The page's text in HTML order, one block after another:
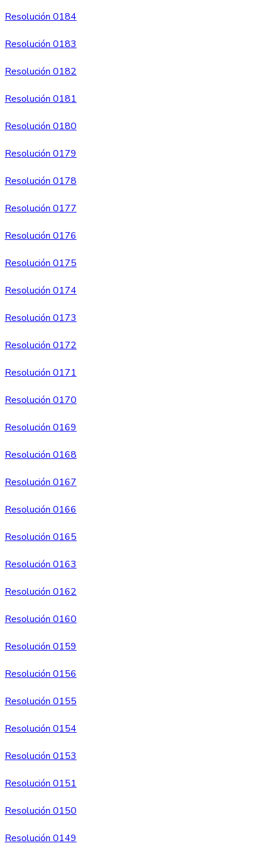
Resolución 0184
Resolución 0183
Resolución 0182
Resolución 0181
Resolución 0180
Resolución 0179
Resolución 0178
Resolución 0177
Resolución 0176
Resolución 0175
Resolución 0174
Resolución 0173
Resolución 0172
Resolución 0171
Resolución 0170
Resolución 0169
Resolución 0168
Resolución 0167
Resolución 0166
Resolución 0165
Resolución 0163
Resolución 0162
Resolución 0160
Resolución 0159
Resolución 0156
Resolución 0155
Resolución 0154
Resolución 0153
Resolución 0151
Resolución 0150
Resolución 0149